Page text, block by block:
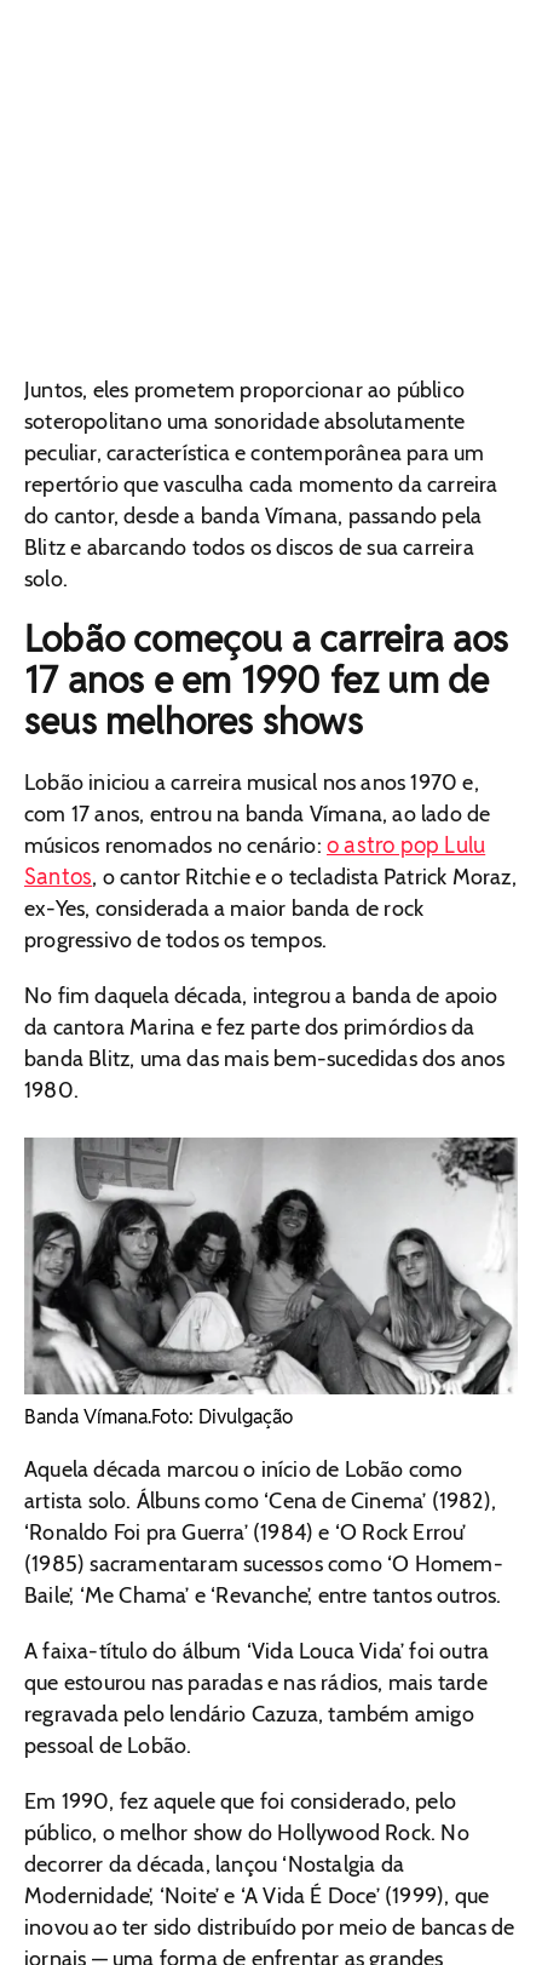
Juntos, eles prometem proporcionar ao público
soteropolitano uma sonoridade absolutamente
peculiar, característica e contemporânea para um
repertório que vasculha cada momento da carreira
do cantor, desde a banda Vímana, passando pela
Blitz e abarcando todos os discos de sua carreira
solo.
Lobão começou a carreira aos
17 anos e em 1990 fez um de
seus melhores shows
Lobão iniciou a carreira musical nos anos 1970 e,
com 17 anos, entrou na banda Vímana, ao lado de
músicos renomados no cenário: o astro pop Lulu
Santos, o cantor Ritchie e o tecladista Patrick Moraz,
ex-Yes, considerada a maior banda de rock
progressivo de todos os tempos.
No fim daquela década, integrou a banda de apoio
da cantora Marina e fez parte dos primórdios da
banda Blitz, uma das mais bem-sucedidas dos anos
1980.
Banda Vímana. ​Foto: Divulgação
Aquela década marcou o início de Lobão como
artista solo. Álbuns como ‘Cena de Cinema’ (1982),
‘Ronaldo Foi pra Guerra’ (1984) e ‘O Rock Errou’
(1985) sacramentaram sucessos como ‘O Homem-
Baile’, ‘Me Chama’ e ‘Revanche’, entre tantos outros.
A faixa-título do álbum ‘Vida Louca Vida’ foi outra
que estourou nas paradas e nas rádios, mais tarde
regravada pelo lendário Cazuza, também amigo
pessoal de Lobão.
Em 1990, fez aquele que foi considerado, pelo
público, o melhor show do Hollywood Rock. No
decorrer da década, lançou ‘Nostalgia da
Modernidade’, ‘Noite’ e ‘A Vida É Doce’ (1999), que
inovou ao ter sido distribuído por meio de bancas de
jornais — uma forma de enfrentar as grandes